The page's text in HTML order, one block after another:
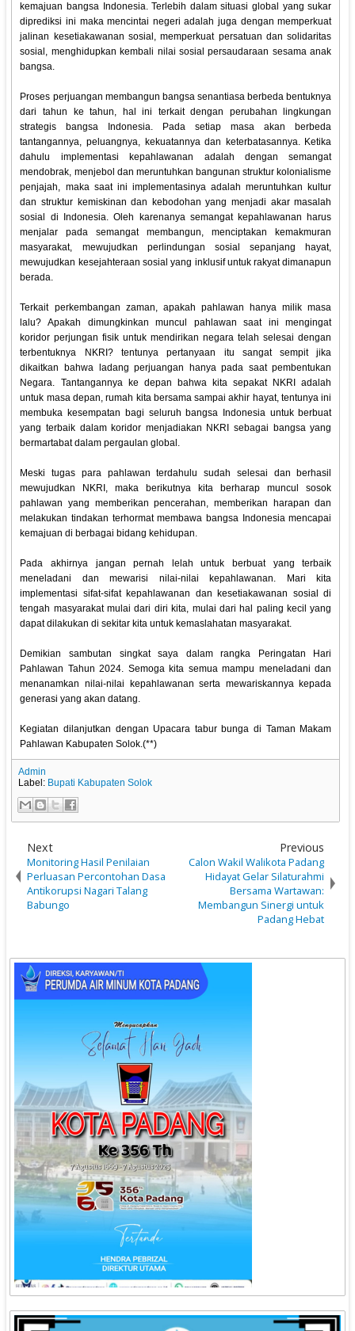
kemajuan bangsa Indonesia. Terlebih dalam situasi global yang sukar
diprediksi ini maka mencintai negeri adalah juga dengan memperkuat
jalinan kesetiakawanan sosial, memperkuat persatuan dan solidaritas
sosial, menghidupkan kembali nilai sosial persaudaraan sesama anak
bangsa.
Proses perjuangan membangun bangsa senantiasa berbeda bentuknya
dari tahun ke tahun, hal ini terkait dengan perubahan lingkungan
strategis bangsa Indonesia. Pada setiap masa akan berbeda
tantangannya, peluangnya, kekuatannya dan keterbatasannya. Ketika
dahulu implementasi kepahlawanan adalah dengan semangat
mendobrak, menjebol dan meruntuhkan bangunan struktur kolonialisme
penjajah, maka saat ini implementasinya adalah meruntuhkan kultur
dan struktur kemiskinan dan kebodohan yang menjadi akar masalah
sosial di Indonesia. Oleh karenanya semangat kepahlawanan harus
menjalar pada semangat membangun, menciptakan kemakmuran
masyarakat, mewujudkan perlindungan sosial sepanjang hayat,
mewujudkan kesejahteraan sosial yang inklusif untuk rakyat dimanapun
berada.
Terkait perkembangan zaman, apakah pahlawan hanya milik masa
lalu? Apakah dimungkinkan muncul pahlawan saat ini mengingat
koridor perjungan fisik untuk mendirikan negara telah selesai dengan
terbentuknya NKRI? tentunya pertanyaan itu sangat sempit jika
dikaitkan bahwa ladang perjuangan hanya pada saat pembentukan
Negara. Tantangannya ke depan bahwa kita sepakat NKRI adalah
untuk masa depan, rumah kita bersama sampai akhir hayat, tentunya ini
membuka kesempatan bagi seluruh bangsa Indonesia untuk berbuat
yang terbaik dalam koridor menjadiakan NKRI sebagai bangsa yang
bermartabat dalam pergaulan global.
Meski tugas para pahlawan terdahulu sudah selesai dan berhasil
mewujudkan NKRI, maka berikutnya kita berharap muncul sosok
pahlawan yang memberikan pencerahan, memberikan harapan dan
melakukan tindakan terhormat membawa bangsa Indonesia mencapai
kemajuan di berbagai bidang kehidupan.
Pada akhirnya jangan pernah lelah untuk berbuat yang terbaik
meneladani dan mewarisi nilai-nilai kepahlawanan. Mari kita
implementasi sifat-sifat kepahlawanan dan kesetiakawanan sosial di
tengah masyarakat mulai dari diri kita, mulai dari hal paling kecil yang
dapat dilakukan di sekitar kita untuk kemaslahatan masyarakat.
Demikian sambutan singkat saya dalam rangka Peringatan Hari
Pahlawan Tahun 2024. Semoga kita semua mampu meneladani dan
menanamkan nilai-nilai kepahlawanan serta mewariskannya kepada
generasi yang akan datang.
Kegiatan dilanjutkan dengan Upacara tabur bunga di Taman Makam
Pahlawan Kabupaten Solok.(**)
Admin
Label: Bupati Kabupaten Solok
Next
Monitoring Hasil Penilaian
Perluasan Percontohan Dasa
Antikorupsi Nagari Talang
Babungo
Previous
Calon Wakil Walikota Padang
Hidayat Gelar Silaturahmi
Bersama Wartawan:
Membangun Sinergi untuk
Padang Hebat